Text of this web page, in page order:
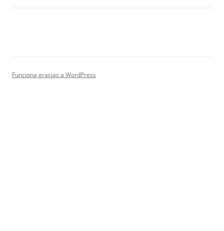
Funciona gracias a WordPress